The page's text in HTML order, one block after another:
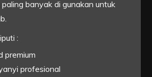
banyak di gunakan untuk
:
premium
profesional